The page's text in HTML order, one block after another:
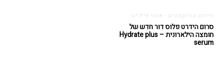
חידוש עור/קמטים - אנטי אייג'ינג
סרום הידרט פלוס דור חדש של
חומצה הילארונית – Hydrate plus
serum